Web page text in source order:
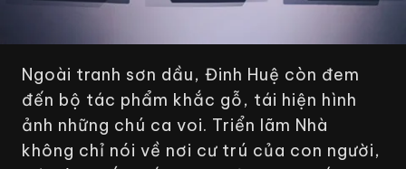
Ngoài tranh sơn dầu, Đinh Huệ còn đem
đến bộ tác phẩm khắc gỗ, tái hiện hình
ảnh những chú ca voi. Triển lãm Nhà
không chỉ nói về nơi cư trú của con người,